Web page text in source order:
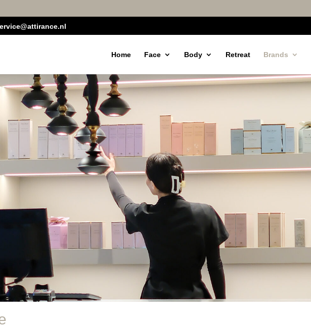
Home Face Body Retreat Brands